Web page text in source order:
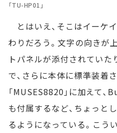
「TU-HP01」
とはいえ、そこはイーケ
わりだろう。文字の向きが
トパネルが添付されていた
で、さらに本体に標準装着
「MUSES8820」に加えて、
も付属するなど、ちょっと
るようになっている。こう